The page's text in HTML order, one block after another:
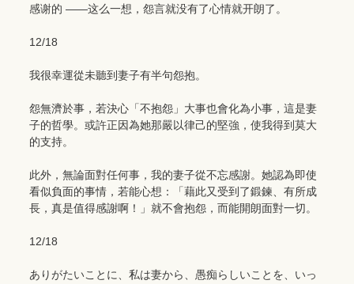
感谢的 ——这么一想，怨言就没有了心情就开朗了。
12/18
我很幸運從未聽到妻子有半句怨抱。
怨無濟於事，若決心「不抱怨」大事也會化為小事，這是妻
子的哲學。或許正因為她那嚴以律己的堅強，使我得到莫大
的支持。
此外，無論面對任何事，我的妻子從不忘感謝。她認為即使
看似負面的事情，若能心想：「藉此又受到了鍛鍊、有所成
長，真是值得感謝啊！」就不會抱怨，而能開朗面對一切。
12/18
ありがたいことに、私は妻から、愚痴らしいことを、いっ